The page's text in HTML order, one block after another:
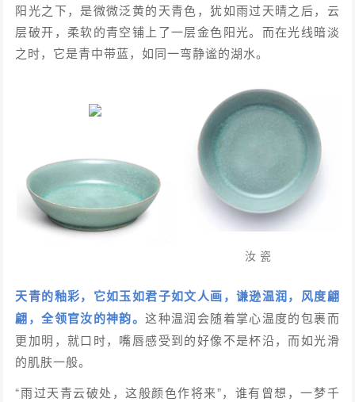
阳光之下，是微微泛黄的天青色，犹如雨过天晴之后，云
层破开，柔软的青空铺上了一层金色阳光。而在光线暗淡
之时，它是青中带蓝，如同一弯静谧的湖水。
汝瓷
天青的釉彩，它如玉如君子如文人画，谦逊温润，风度翩
翩，全领官汝的神韵。这种温润会随着掌心温度的包裹而
更加明，就口时，嘴唇感受到的好像不是杯沿，而如光滑
的肌肤一般。
“雨过天青云破处，这般颜色作将来”，谁有曾想，一梦千